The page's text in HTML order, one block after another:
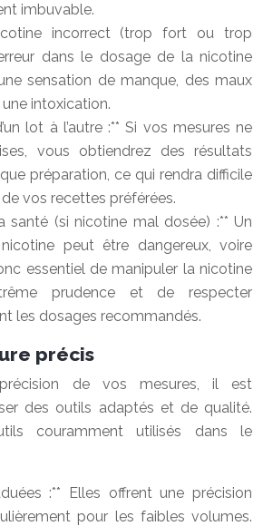
imbuvable.
incorrect (trop fort ou trop
dans le dosage de la nicotine
sensation de manque, des maux
intoxication.
lot à l’autre :** Si vos mesures ne
vous obtiendrez des résultats
préparation, ce qui rendra difficile
vos recettes préférées.
santé (si nicotine mal dosée) :** Un
peut être dangereux, voire
essentiel de manipuler la nicotine
prudence et de respecter
les dosages recommandés.
précis
de vos mesures, il est
des outils adaptés et de qualité.
couramment utilisés dans le
:** Elles offrent une précision
pour les faibles volumes.